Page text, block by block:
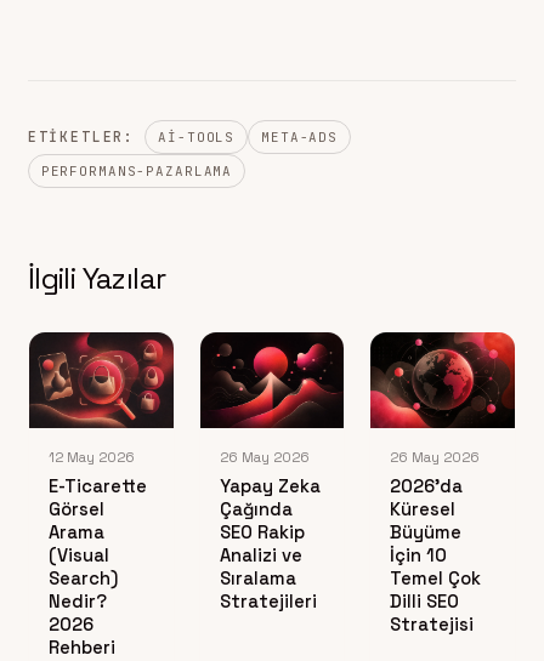
ETIKETLER: AI-TOOLS
META-ADS
PERFORMANS-PAZARLAMA
İlgili Yazılar
12 May 2026
E-Ticarette
Görsel
Arama
(Visual
Search)
Nedir?
2026
Rehberi
26 May 2026
Yapay Zeka
Çağında
SEO Rakip
Analizi ve
Sıralama
Stratejileri
26 May 2026
2026’da
Küresel
Büyüme
İçin 10
Temel Çok
Dilli SEO
Stratejisi